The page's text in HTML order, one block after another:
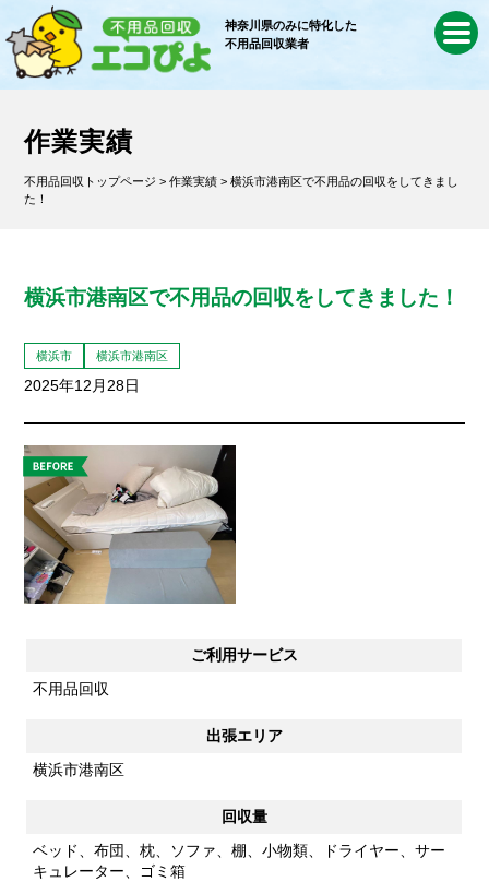
神奈川県のみに特化した
不用品回収業者
作業実績
不用品回収トップページ >作業実績 > 横浜市港南区で不用品の回収をしてきまし
た！
横浜市港南区で不用品の回収をしてきました！
横浜市 横浜市港南区
2025年12月28日
ご利用サービス
不用品回収
出張エリア
横浜市港南区
回収量
ベッド、布団、枕、ソファ、棚、小物類、ドライヤー、サー
キュレーター、ゴミ箱